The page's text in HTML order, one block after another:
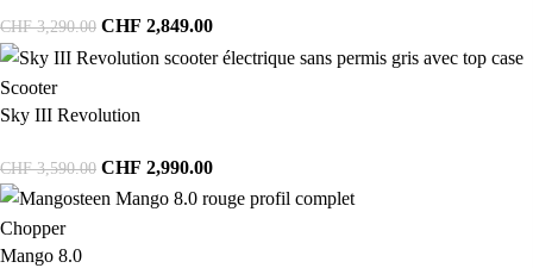
CHF3,290.00 CHF 2,849.00
Scooter
Sky III Revolution
CHF3,590.00 CHF 2,990.00
Chopper
Mango 8.0